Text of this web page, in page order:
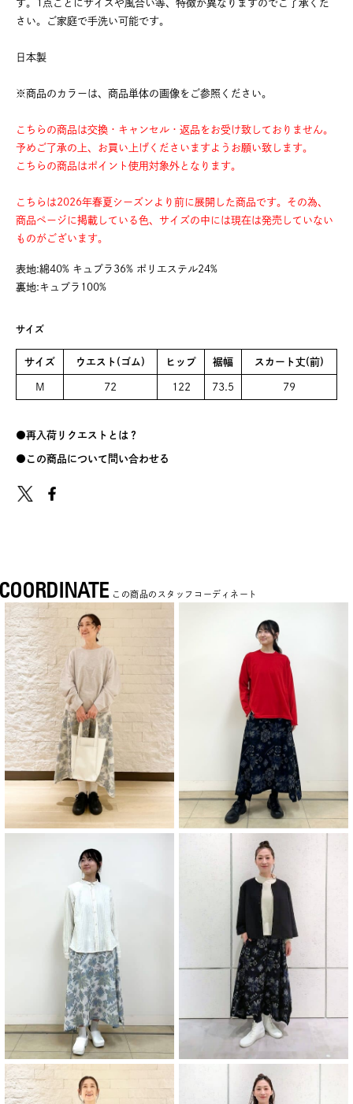
す。1点ごとにサイズや風合い等、特徴が異なりますのでご了承くだ
さい。ご家庭で手洗い可能です。
日本製
※商品のカラーは、商品単体の画像をご参照ください。
こちらの商品は交換・キャンセル・返品をお受け致しておりません。
予めご了承の上、お買い上げくださいますようお願い致します。
こちらの商品はポイント使用対象外となります。
こちらは2026年春夏シーズンより前に展開した商品です。その為、
商品ページに掲載している色、サイズの中には現在は発売していない
ものがございます。
表地:綿40% キュプラ36% ポリエステル24%
裏地:キュプラ100%
サイズ
サイズ ウエスト(ゴム) ヒップ 裾幅 スカート丈(前)
M 72 122 73.5 79
再入荷リクエストとは？
この商品について問い合わせる
この商品のスタッフコーディネート